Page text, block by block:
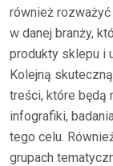
również
w danej branży,
produkty sklepu i
Kolejną
treści, które będą
infografiki,
tego celu.
grupach